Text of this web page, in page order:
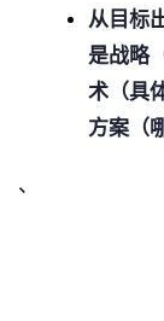
从目标
是战略
术（具
方案（
、